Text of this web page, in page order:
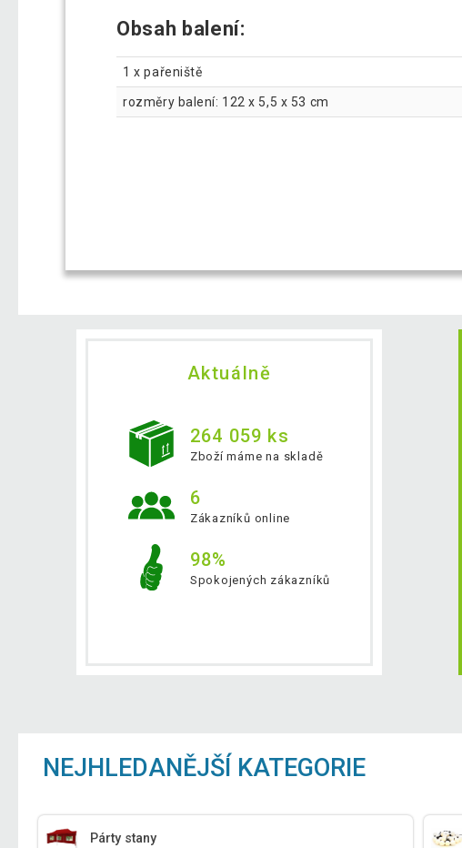
Obsah balení:
1 x pařeniště
rozměry balení: 122 x 5,5 x 53 cm
Aktuálně
264 059 ks
Zboží máme na skladě
6
Zákazníků online
98%
Spokojených zákazníků
NEJHLEDANĚJŠÍ KATEGORIE
Párty stany